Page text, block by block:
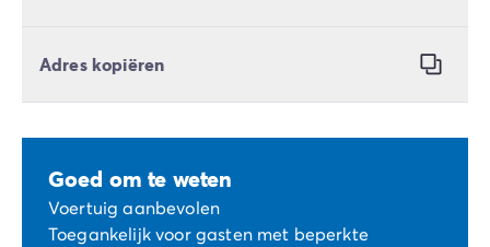
Adres kopiëren
Goed om te weten
Voertuig aanbevolen
Toegankelijk voor gasten met beperkte